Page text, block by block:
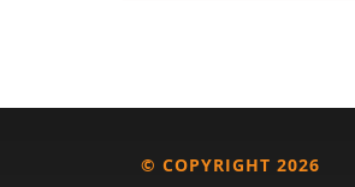
Dr. C.D. van Karnebeek
© COPYRIGHT 2026